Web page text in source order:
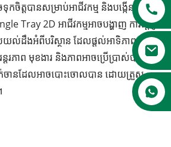
ត្តបានសម្រាប់អាជីវកម្ម និងបង្កើនបទ
2D អាជីវកម្មអាចបង្ហាញ ការប្តេជ្ញា
ែលយល់ដឹងអំពីបរិស្ថាន ដែលផ្តល់អាទិភាពដល់
ភាព មុខងារ និងភាពអាចប្រើប្រាស់បាន
ាក់ចានដែលអាចបោះចោលបាន ដោយត្រួស